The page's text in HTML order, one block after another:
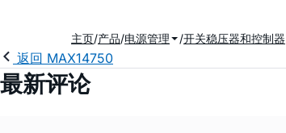
主页 产品 电源管理 开关稳压器和控制器
返回 MAX14750
最新评论